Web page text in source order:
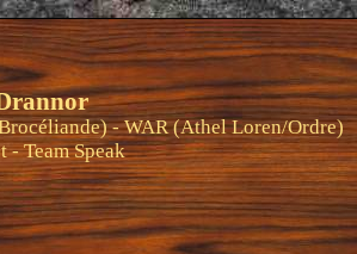
- WAR (Athel Loren/Ordre)
-Team Speak